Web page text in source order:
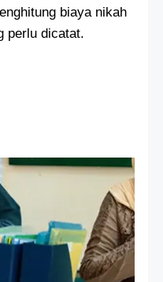
biaya nikah
perlu dicatat.